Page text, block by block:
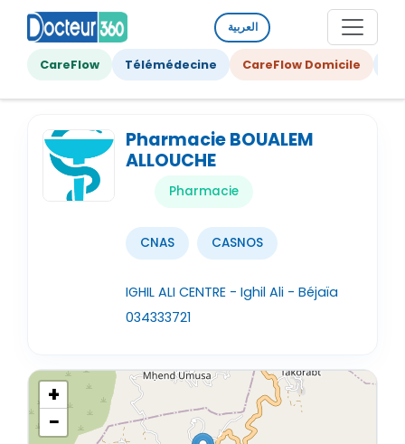
العربية
CareFlow Télémédecine CareFlow Domicile
Pharmacie BOUALEM
ALLOUCHE
Pharmacie
CNAS CASNOS
IGHIL ALI CENTRE - Ighil Ali - Béjaïa
034333721
+
−